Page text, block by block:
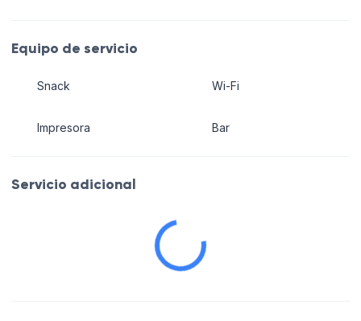
Equipo de servicio
Snack
Impresora
Wi-Fi
Bar
Servicio adicional